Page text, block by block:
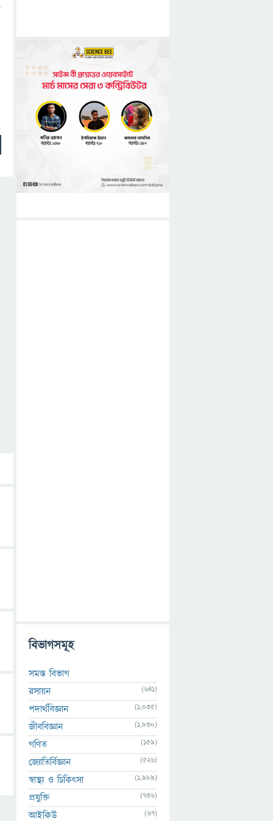
বিভাগসমূহ
সমস্ত বিভাগ
রসায়ন
(641)
পদার্থবিজ্ঞান (1,035)
জীববিজ্ঞান (1,830)
গণিত (159)
জ্যোতির্বিজ্ঞান (526)
স্বাস্থ্য ও চিকিৎসা (1,989)
প্রযুক্তি (736)
আইকিউ (67)